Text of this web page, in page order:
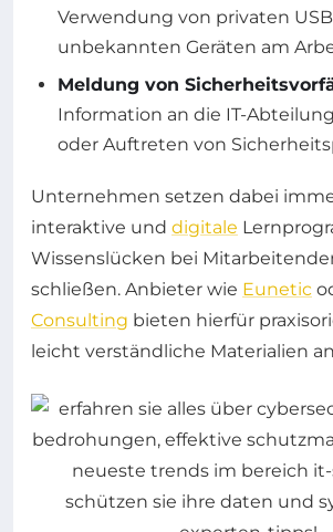
Verwendung von privaten
unbekannten Geräten am
Meldung von
Information an die IT-
oder Auftreten von
Unternehmen setzen dabei
interaktive und digitale
Wissenslücken bei
schließen. Anbieter wie Eunetic
Consulting bieten hierfür
leicht verständliche Materialien